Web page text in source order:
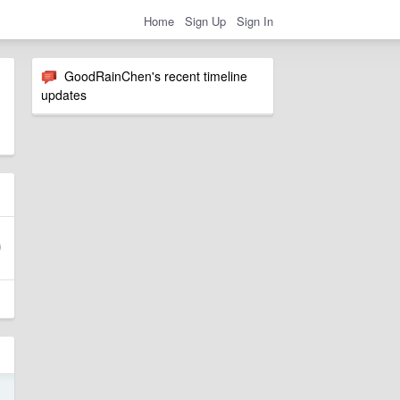
Home Sign Up Sign In
GoodRainChen's recent timeline
updates